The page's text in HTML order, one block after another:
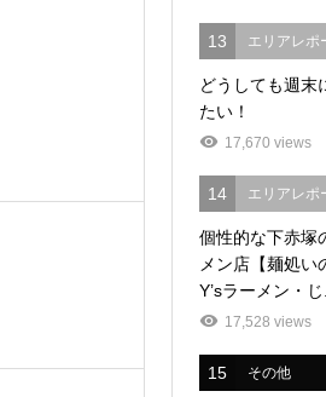
13 エリアレポ
どうしても週末
たい！
17,670 views
14 エリアレポ
個性的な下赤塚
メン店【麺処い
Y’sラーメン・じ
17,528 views
15 その他